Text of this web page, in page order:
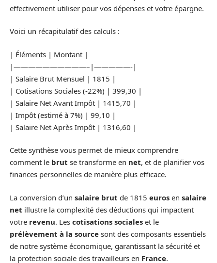
effectivement utiliser pour vos dépenses et votre épargne.
Voici un récapitulatif des calculs :
| Éléments | Montant |
|——————————–|—————-|
| Salaire Brut Mensuel | 1815 |
| Cotisations Sociales (-22%) | 399,30 |
| Salaire Net Avant Impôt | 1415,70 |
| Impôt (estimé à 7%) | 99,10 |
| Salaire Net Après Impôt | 1316,60 |
Cette synthèse vous permet de mieux comprendre
comment le brut se transforme en net, et de planifier vos
finances personnelles de manière plus efficace.
La conversion d’un salaire brut de 1815 euros en salaire
net illustre la complexité des déductions qui impactent
votre revenu. Les cotisations sociales et le
prélèvement à la source sont des composants essentiels
de notre système économique, garantissant la sécurité et
la protection sociale des travailleurs en France.